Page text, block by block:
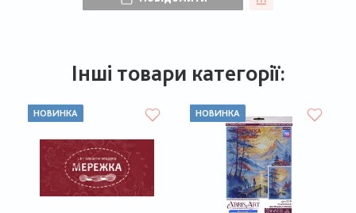
Інші товари категорії:
НОВИНКА НОВИНКА